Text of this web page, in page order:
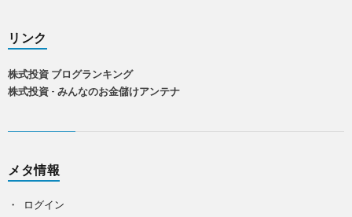
リンク
株式投資 ブログランキング
株式投資 - みんなのお金儲けアンテナ
メタ情報
ログイン